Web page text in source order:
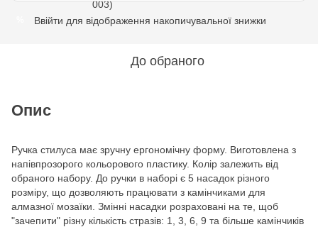
Ввійти для відображення накопичувальної знижки
До обраного
Опис
Ручка стилуса має зручну ергономічну форму. Виготовлена з
напівпрозорого кольорового пластику. Колір залежить від
обраного набору. До ручки в наборі є 5 насадок різного
розміру, що дозволяють працювати з камінчиками для
алмазної мозаїки. Змінні насадки розраховані на те, щоб
"зачепити" різну кількість стразів: 1, 3, 6, 9 та більше камінчиків